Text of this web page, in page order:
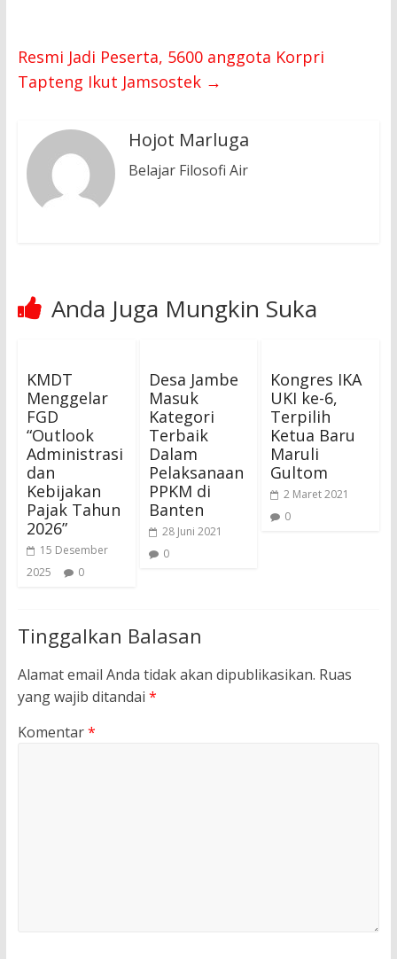
Resmi Jadi Peserta, 5600 anggota Korpri
Tapteng Ikut Jamsostek →
Hojot Marluga
Belajar Filosofi Air
Anda Juga Mungkin Suka
KMDT
Menggelar
FGD
“Outlook
Administrasi
dan
Kebijakan
Pajak Tahun
2026”
15 Desember
2025
0
Desa Jambe
Masuk
Kategori
Terbaik
Dalam
Pelaksanaan
PPKM di
Banten
28 Juni 2021
0
Kongres IKA
UKI ke-6,
Terpilih
Ketua Baru
Maruli
Gultom
2 Maret 2021
0
Tinggalkan Balasan
Alamat email Anda tidak akan dipublikasikan. Ruas
yang wajib ditandai *
Komentar*